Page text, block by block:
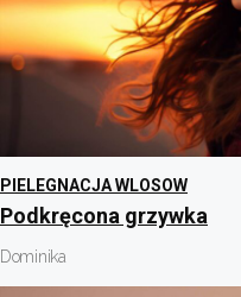
PIELEGNACJA WLOSOW
Podkręcona grzywka
Dominika